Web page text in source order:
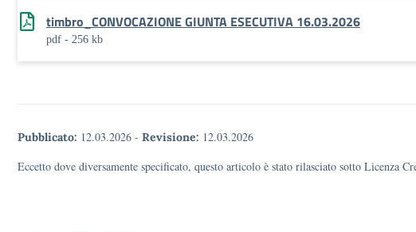
timbro_CONVOCAZIONE GIUNTA ESECUTIVA 16.03.2026
pdf - 256 kb
Pubblicato: 12.03.2026 - Revisione: 12.03.2026
Eccetto dove diversamente specificato, questo articolo è stato rilasciato sotto Licenza